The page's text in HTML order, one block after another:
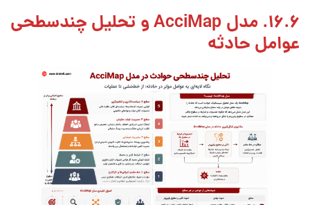
16.6. مدل AcciMap و تحلیل چندسطحی
عوامل حادثه